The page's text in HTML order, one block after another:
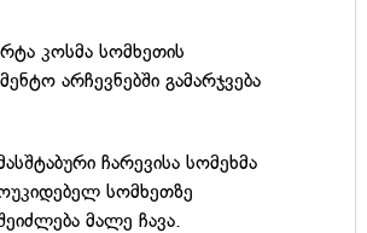
კოსმა სომხეთის
არჩევნებში გამარჯვება
ჩარევისა სომეხმა
სომხეთზე
მალე ჩავა.